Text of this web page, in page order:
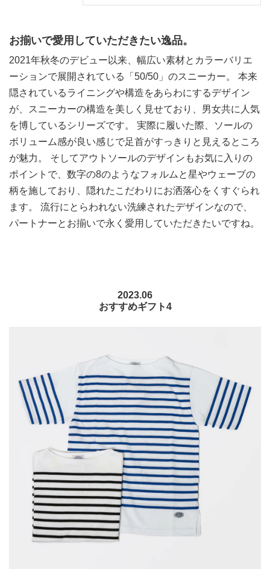
お揃いで愛用していただきたい逸品。
2021年秋冬のデビュー以来、幅広い素材とカラーバリエ
ーションで展開されている「50/50」のスニーカー。 本来
隠されているライニングや構造をあらわにするデザイン
が、スニーカーの構造を美しく見せており、男女共に人気
を博しているシリーズです。 実際に履いた際、ソールの
ボリューム感が良い感じで足首がすっきりと見えるところ
が魅力。 そしてアウトソールのデザインもお気に入りの
ポイントで、数字の8のようなフォルムと星やウェーブの
柄を施しており、隠れたこだわりにお洒落心をくすぐられ
ます。 流行にとらわれない洗練されたデザインなので、
パートナーとお揃いで永く愛用していただきたいですね。
2023.06
おすすめギフト4